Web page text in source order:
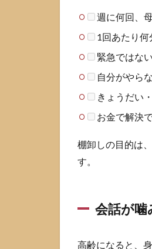
親
ほ
ど
い
距
離
を
る
具
体
境界
週に何回、
1回あたり
緊急ではな
自分がやら
きょうだい
お金で解決
棚卸しの目的は
す。
会話が噛
高齢になると、